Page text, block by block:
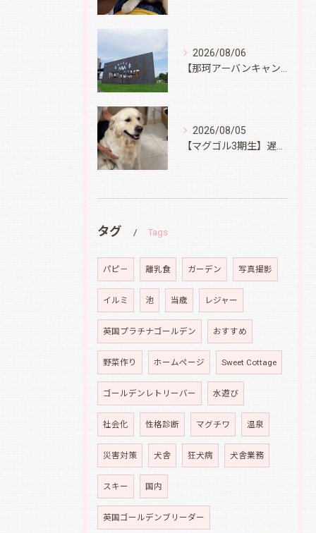
2026/08/06
2026/08/05
タグ Tags
パピ－ 離乳食 ガーデン 写真撮影
イルミ 池 当歳 レジャー
英国プラチナゴールデン おすすめ
野菜作り ホームページ Sweet Cottage
ゴールデンレトリーバー 水遊び
社会化 性格診断 マグチワ 温泉
災害対策 犬舎 狂犬病 犬舎業務
スキー 国内
英国ゴールデンブリーダー